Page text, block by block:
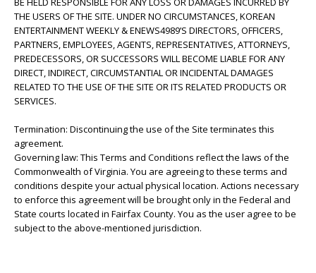
THE USERS OF THE SITE. UNDER NO CIRCUMSTANCES, KOREAN
ENTERTAINMENT WEEKLY & ENEWS4989’S DIRECTORS, OFFICERS,
PARTNERS, EMPLOYEES, AGENTS, REPRESENTATIVES, ATTORNEYS,
PREDECESSORS, OR SUCCESSORS WILL BECOME LIABLE FOR ANY
DIRECT, INDIRECT, CIRCUMSTANTIAL OR INCIDENTAL DAMAGES
RELATED TO THE USE OF THE SITE OR ITS RELATED PRODUCTS OR
SERVICES.
Termination: Discontinuing the use of the Site terminates this
agreement.
Governing law: This Terms and Conditions reflect the laws of the
Commonwealth of Virginia. You are agreeing to these terms and
conditions despite your actual physical location. Actions necessary
to enforce this agreement will be brought only in the Federal and
State courts located in Fairfax County. You as the user agree to be
subject to the above-mentioned jurisdiction.